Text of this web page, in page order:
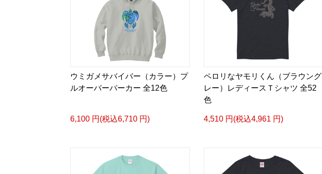
ウミガメサバイバー（カラー）プ
ルオーバーパーカー 全12色
6,100 円(税込6,710 円)
ペロリなヤモリくん（ブラウング
レー）レディースＴシャツ 全52
色
4,510 円(税込4,961 円)